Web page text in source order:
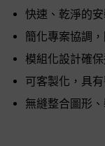
快速、乾淨的
簡化專案協調
模組化設計確
可客製化，具
無縫整合圖形